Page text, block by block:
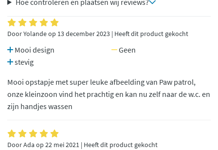
Hoe controleren en plaatsen wij reviews?
Door Yolande op 13 december 2023 | Heeft dit product gekocht
Mooi design
stevig
Geen
Mooi opstapje met super leuke afbeelding van Paw patrol,
onze kleinzoon vind het prachtig en kan nu zelf naar de w.c. en
zijn handjes wassen
Door Ada op 22 mei 2021 | Heeft dit product gekocht